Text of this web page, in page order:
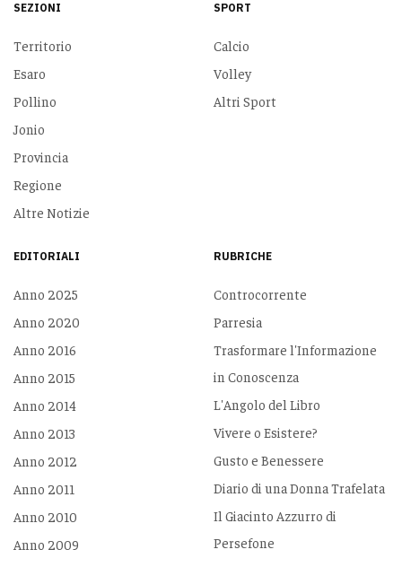
SEZIONI
Territorio
Esaro
Pollino
Jonio
Provincia
Regione
Altre Notizie
SPORT
Calcio
Volley
Altri Sport
EDITORIALI
Anno 2025
Anno 2020
Anno 2016
Anno 2015
Anno 2014
Anno 2013
Anno 2012
Anno 2011
Anno 2010
Anno 2009
RUBRICHE
Controcorrente
Parresia
Trasformare l'Informazione
in Conoscenza
L'Angolo del Libro
Vivere o Esistere?
Gusto e Benessere
Diario di una Donna Trafelata
Il Giacinto Azzurro di
Persefone